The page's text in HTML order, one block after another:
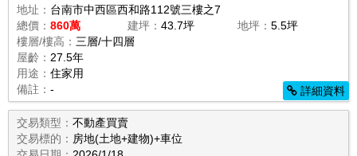
地址： 台南市中西區西和路112號三樓之7
總價： 860萬 建坪： 43.7坪 地坪：5.5坪
樓層/樓高： 三層/十四層
屋齡： 27.5年
用途： 住家用
備註： - 詳細資料
交易類型： 不動產買賣
交易標的： 房地(土地+建物)+車位